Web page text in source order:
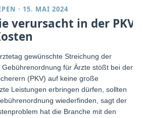
· 15. MAI 2024
verursacht in der PKV
gewünschte Streichung der
für Ärzte stößt bei den
(PKV) auf keine große
Leistungen erbringen dürfen, sollten
wiederfinden, sagt der
hat die Branche mit den